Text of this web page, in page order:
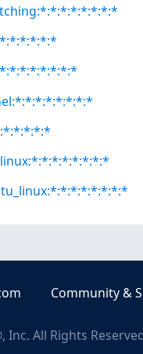
Community &
Inc. All Rights